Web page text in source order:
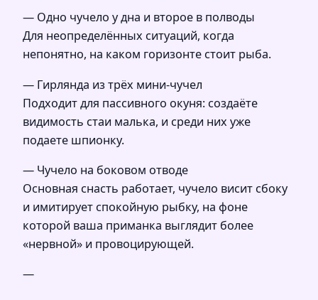
— Одно чучело у дна и второе в полводы
Для неопределённых ситуаций, когда
непонятно, на каком горизонте стоит рыба.
— Гирлянда из трёх мини-чучел
Подходит для пассивного окуня: создаёте
видимость стаи малька, и среди них уже
подаете шпионку.
— Чучело на боковом отводе
Основная снасть работает, чучело висит сбоку
и имитирует спокойную рыбку, на фоне
которой ваша приманка выглядит более
«нервной» и провоцирующей.
—